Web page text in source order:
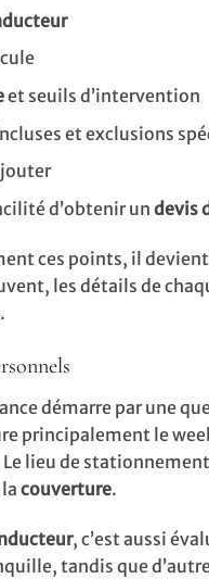
et seuils d’intervention
et exclusions
d’obtenir undevis
ces points, il
les détails de
démarre par une
principalement le
lieu de
couverture.
, c’est aussi
tandis que